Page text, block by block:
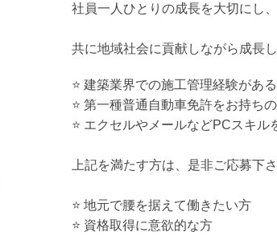
社員一人ひとりの成長を大切にし
共に地域社会に貢献しながら成長
⭐️ 建築業界での施工管理経験があ
⭐️ 第一種普通自動車免許をお持ち
⭐️ エクセルやメールなどPCスキル
上記を満たす方は、是非ご応募下さ
⭐️ 地元で腰を据えて働きたい方
⭐️ 資格取得に意欲的な方